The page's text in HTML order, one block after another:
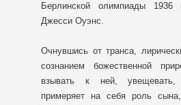
Берлинской олимпиады 1936
Джесси Оуэнс.
Очнувшись от транса,
сознанием божественной
взывать к ней, увещевать,
примеряет на себя роль